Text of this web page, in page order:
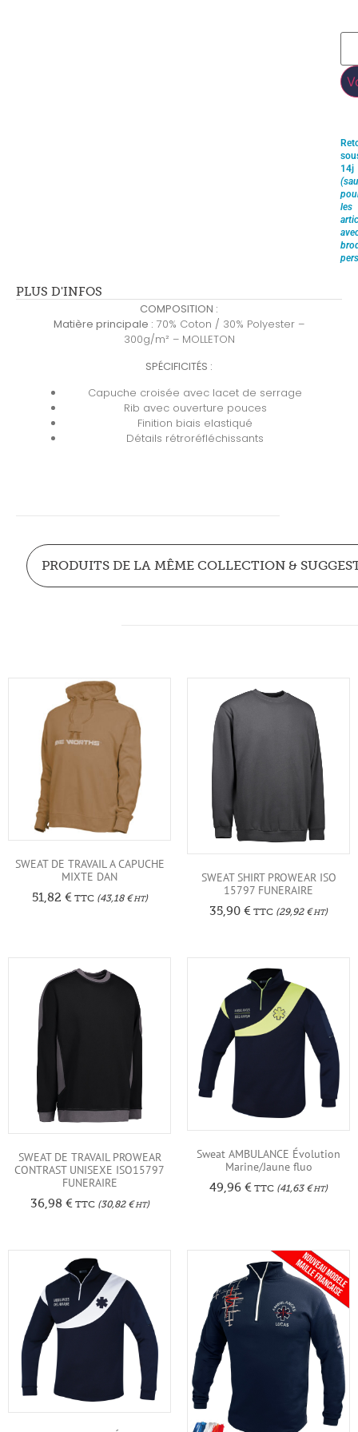
14j
les
PLUS D'INFOS
COMPOSITION :
Matière principale : 70% Coton / 30% Polyester –
300g/m² – MOLLETON
SPÉCIFICITÉS :
Capuche croisée avec lacet de serrage
Rib avec ouverture pouces
Finition biais elastiqué
Détails rétroréfléchissants
PRODUITS DE LA MÊME COLLECTION &
SWEAT DE TRAVAIL A CAPUCHE
MIXTE DAN
51,82 €TTC(43,18 €HT)
SWEAT SHIRT PROWEAR ISO
15797 FUNERAIRE
35,90 € TTC (29,92 €HT)
SWEAT DE TRAVAIL PROWEAR
CONTRAST UNISEXE ISO15797
FUNERAIRE
36,98 €TTC(30,82 €HT)
Sweat AMBULANCE Évolution
Marine/Jaune fluo
49,96 € TTC (41,63 €HT)